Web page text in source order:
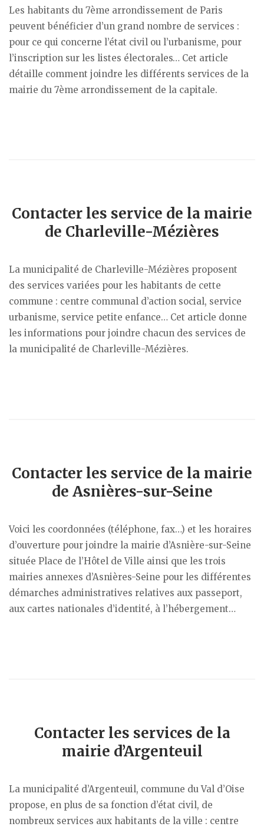
Les habitants du 7ème arrondissement de Paris
peuvent bénéficier d’un grand nombre de services :
pour ce qui concerne l’état civil ou l’urbanisme, pour
l’inscription sur les listes électorales… Cet article
détaille comment joindre les différents services de la
mairie du 7ème arrondissement de la capitale.
Contacter les service de la mairie
de Charleville-Mézières
La municipalité de Charleville-Mézières proposent
des services variées pour les habitants de cette
commune : centre communal d’action social, service
urbanisme, service petite enfance… Cet article donne
les informations pour joindre chacun des services de
la municipalité de Charleville-Mézières.
Contacter les service de la mairie
de Asnières-sur-Seine
Voici les coordonnées (téléphone, fax…) et les horaires
d’ouverture pour joindre la mairie d’Asnière-sur-Seine
située Place de l’Hôtel de Ville ainsi que les trois
mairies annexes d’Asnières-Seine pour les différentes
démarches administratives relatives aux passeport,
aux cartes nationales d’identité, à l’hébergement…
Contacter les services de la
mairie d’Argenteuil
La municipalité d’Argenteuil, commune du Val d’Oise
propose, en plus de sa fonction d’état civil, de
nombreux services aux habitants de la ville : centre